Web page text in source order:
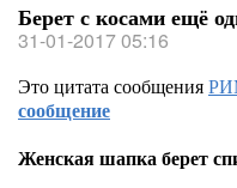
Берет с косами ещё
31-01-2017 05:16
Это цитата сообщения
сообщение
Женская шапка берет